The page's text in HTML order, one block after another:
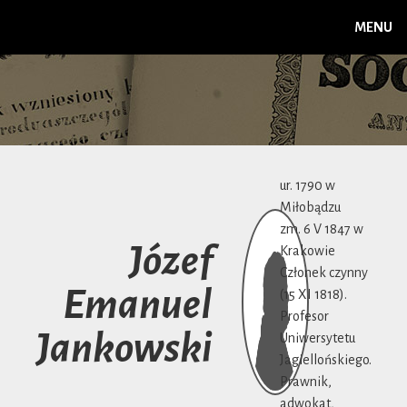
MENU
Józef
Emanuel
Jankowski
ur. 1790 w
Miłobądzu
zm. 6 V 1847 w
Krakowie
Członek czynny
(15 XI 1818).
Profesor
Uniwersytetu
Jagiellońskiego.
Prawnik,
adwokat,